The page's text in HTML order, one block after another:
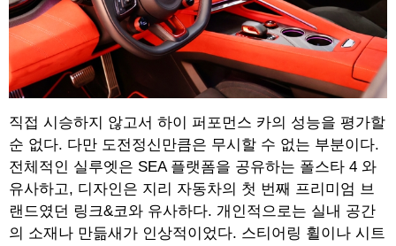
직접 시승하지 않고서 하이 퍼포먼스 카의 성능을 평가할
순 없다. 다만 도전정신만큼은 무시할 수 없는 부분이다.
전체적인 실루엣은 SEA 플랫폼을 공유하는 폴스타 4 와
유사하고, 디자인은 지리 자동차의 첫 번째 프리미엄 브
랜드였던 링크&코와 유사하다. 개인적으로는 실내 공간
의 소재나 만듦새가 인상적이었다. 스티어링 휠이나 시트